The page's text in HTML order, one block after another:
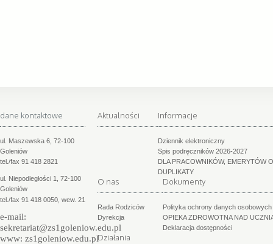
dane kontaktowe
ul. Maszewska 6, 72-100
Goleniów
tel./fax 91 418 2821
ul. Niepodległości 1, 72-100
Goleniów
tel./fax 91 418 0050, wew. 21
e-mail:
sekretariat@zs1goleniow.edu.pl
www: zs1goleniow.edu.pl
Aktualności Informacje
Dziennik elektroniczny
Spis podręczników 2026-2027
DLA PRACOWNIKÓW, EMERYTÓW
DUPLIKATY
O nas
Rada Rodziców
Dyrekcja
Dokumenty
Polityka ochrony danych
OPIEKA ZDROWOTNA NAD
Deklaracja dostępności
Działania